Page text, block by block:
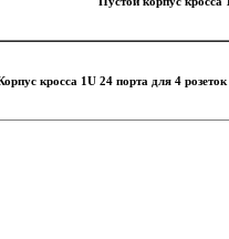
кросса 1U 24 порта для 4